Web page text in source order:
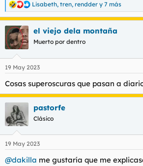
R
e
c
c
i
e
:
Lisabeth, tren, rendder y 7 más
el viejo dela montaña
Muerto por dentro
19 May 2023
Cosas superoscuras que pasan a
pastorfe
Clásico
19 May 2023
@dakilla me gustaría que me